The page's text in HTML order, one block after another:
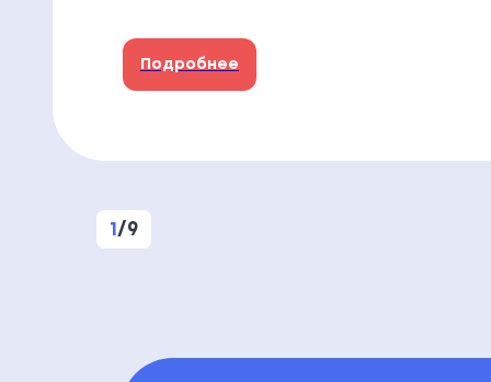
Подробнее
1 / 9